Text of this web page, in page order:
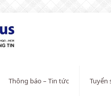
Thông báo – Tin tức Tuyển